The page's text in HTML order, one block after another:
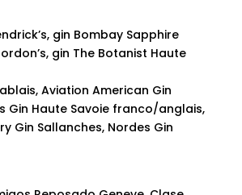
gin Bombay Sapphire
gin The Botanist Haute
Aviation American Gin
Gin Haute Savoie franco/anglais,
Gin Sallanches, Nordes Gin